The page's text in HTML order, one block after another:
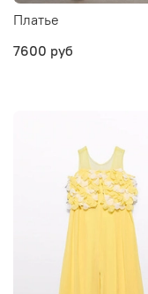
Платье
7600 руб